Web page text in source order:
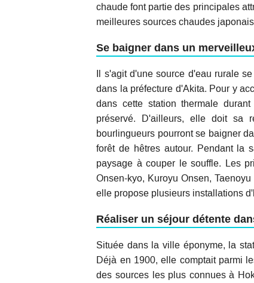
chaude font partie des principales
meilleures sources chaudes
Se baigner dans un
Il s'agit d'une source d'eau rurale
dans la préfecture d'Akita. Pour y
dans cette station thermale
préservé. D'ailleurs, elle doit sa
bourlingueurs pourront se baigner
forêt de hêtres autour. Pendant la
paysage à couper le souffle. Les
Onsen-kyo, Kuroyu Onsen,
elle propose plusieurs installations
Réaliser un séjour détente
Située dans la ville éponyme, la
Déjà en 1900, elle comptait parmi
des sources les plus connues à